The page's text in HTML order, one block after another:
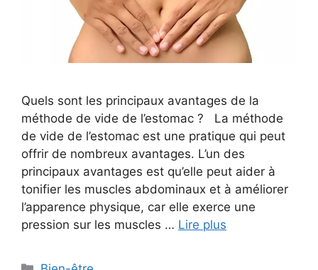
Quels sont les principaux avantages de la
méthode de vide de l’estomac ? La méthode
de vide de l’estomac est une pratique qui peut
offrir de nombreux avantages. L’un des
principaux avantages est qu’elle peut aider à
tonifier les muscles abdominaux et à améliorer
l’apparence physique, car elle exerce une
pression sur les muscles … Lire plus
Categories